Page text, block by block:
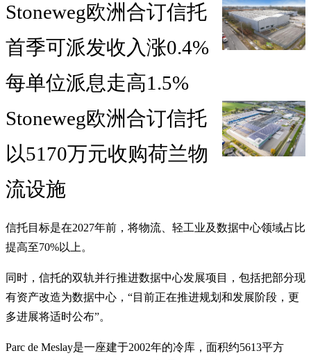
Stoneweg欧洲合订信托
首季可派发收入涨0.4%
每单位派息走高1.5%
Stoneweg欧洲合订信托
以5170万元收购荷兰物
流设施
信托目标是在2027年前，将物流、轻工业及数据中心领域占比
提高至70%以上。
同时，信托的双轨并行推进数据中心发展项目，包括把部分现
有资产改造为数据中心，“目前正在推进规划和发展阶段，更
多进展将适时公布”。
Parc de Meslay是一座建于2002年的冷库，面积约5613平方